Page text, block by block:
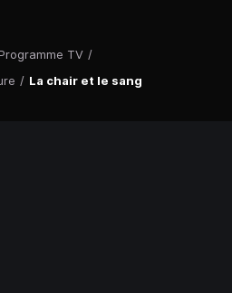
TV /
/ La chair et le sang